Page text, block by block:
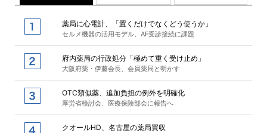
薬局に心電計、「置くだけでなくどう使うか」
セルメ機器の活用モデル、AF受診接続に課題
府内薬局の行政処分「極めて重く受け止め」
大阪府薬・伊藤会長、会員薬局と明かす
OTC類似薬、追加負担の例外を明確化
厚労省検討会、医療保険部会に報告へ
クオールHD、名古屋の薬局買収